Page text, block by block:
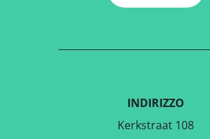
INDIRIZZO
Kerkstraat 108